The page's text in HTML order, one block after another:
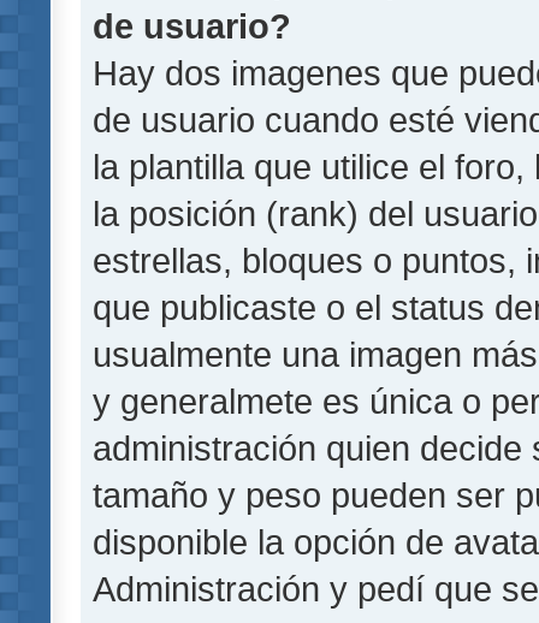
de usuario?
Hay dos imagenes que
de usuario cuando esté
la plantilla que utilice el
la posición (rank) del
estrellas, bloques o puntos,
que publicaste o el status
usualmente una imagen
y generalmete es única o
administración quien
tamaño y peso pueden ser
disponible la opción de
Administración y pedí que